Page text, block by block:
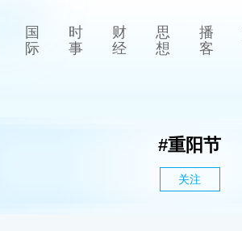
国
际
时
事
财
经
思
想
播
客
#重阳节
关注